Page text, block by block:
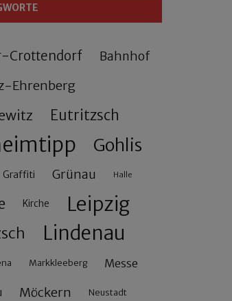
Crottendorf Bahnhof
Ehrenberg
Eutritzsch
Gohlis
Graffiti Grünau Halle
Kirche Leipzig
Lindenau
Markkleeberg Messe
Möckern Neustadt